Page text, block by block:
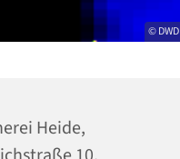
© DWD
Heide,